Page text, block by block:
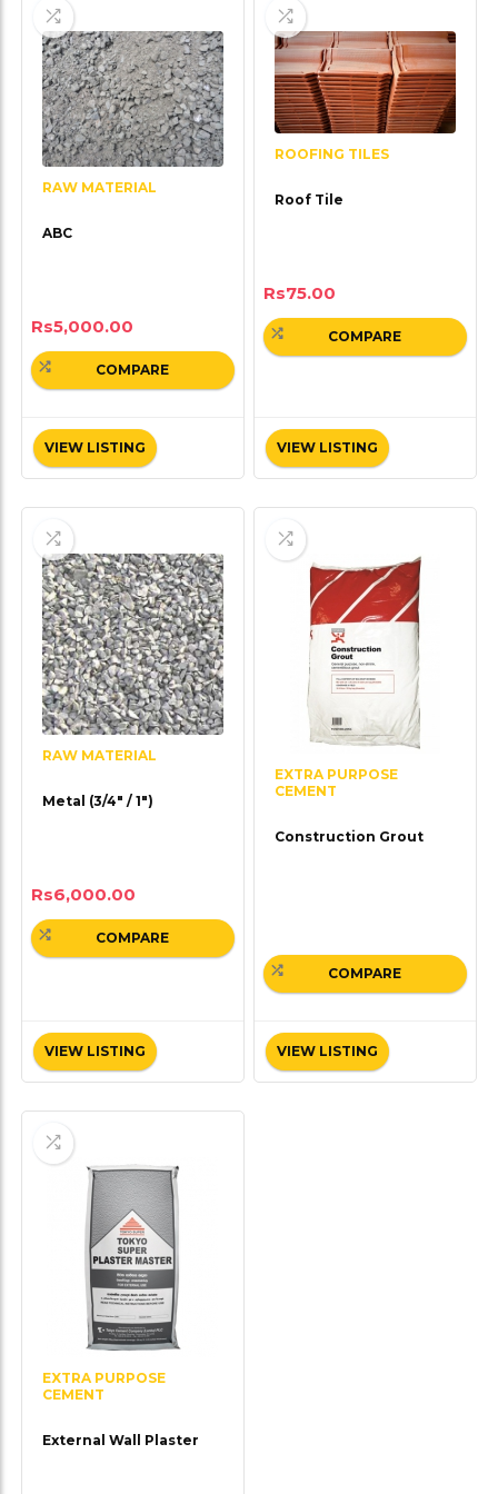
RAW MATERIAL
ABC
Rs5,000.00
VIEW LISTING
COMPARE
ROOFING TILES
Roof Tile
Rs75.00
VIEW LISTING
COMPARE
RAW MATERIAL
Metal (3/4″ / 1″)
Rs6,000.00
VIEW LISTING
COMPARE
EXTRA PURPOSE
CEMENT
Construction Grout
VIEW LISTING
COMPARE
EXTRA PURPOSE
CEMENT
External Wall Plaster